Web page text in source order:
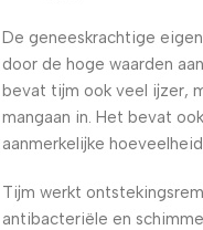
De geneeskrachtige
door de hoge waarden
bevat tijm ook veel ijzer,
mangaan in. Het bevat
aanmerkelijke
Tijm werkt
antibacteriële en